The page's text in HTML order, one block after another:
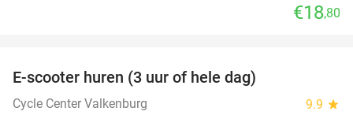
€18,80
E-scooter huren (3 uur of hele dag)
Cycle Center Valkenburg 9.9 star